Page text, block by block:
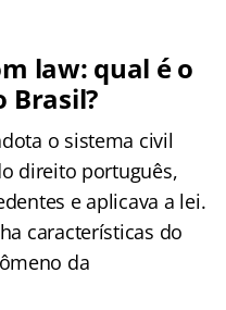
law: qual é o
Brasil?
o sistema civil
direito português,
e aplicava a lei.
características do
da